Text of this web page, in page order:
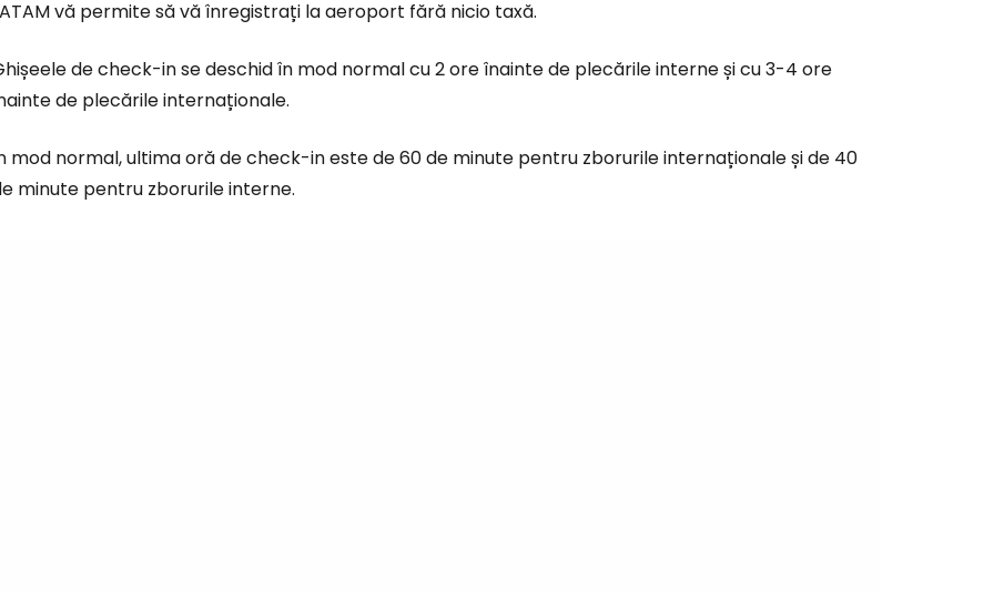
vă permite să vă înregistrați la aeroport fără nicio taxă.
de check-in se deschid în mod normal cu 2 ore înainte de plecările interne și cu 3-4 ore
de plecările internaționale.
mod normal, ultima oră de check-in este de 60 de minute pentru zborurile internaționale și de 40
minute pentru zborurile interne.